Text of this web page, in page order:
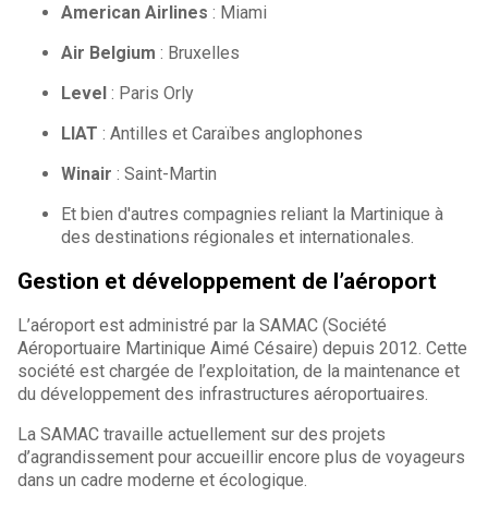
American Airlines : Miami
Air Belgium : Bruxelles
Level : Paris Orly
LIAT : Antilles et Caraïbes anglophones
Winair : Saint-Martin
Et bien d'autres compagnies reliant la Martinique à
des destinations régionales et internationales.
Gestion et développement de l’aéroport
L’aéroport est administré par la SAMAC (Société
Aéroportuaire Martinique Aimé Césaire) depuis 2012. Cette
société est chargée de l’exploitation, de la maintenance et
du développement des infrastructures aéroportuaires.
La SAMAC travaille actuellement sur des projets
d’agrandissement pour accueillir encore plus de voyageurs
dans un cadre moderne et écologique.